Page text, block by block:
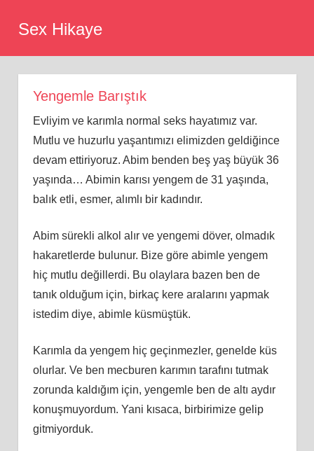
Sex Hikaye
Yengemle Barıştık
Evliyim ve karımla normal seks hayatımız var.
Mutlu ve huzurlu yaşantımızı elimizden geldiğince
devam ettiriyoruz. Abim benden beş yaş büyük 36
yaşında… Abimin karısı yengem de 31 yaşında,
balık etli, esmer, alımlı bir kadındır.
Abim sürekli alkol alır ve yengemi döver, olmadık
hakaretlerde bulunur. Bize göre abimle yengem
hiç mutlu değillerdi. Bu olaylara bazen ben de
tanık olduğum için, birkaç kere aralarını yapmak
istedim diye, abimle küsmüştük.
Karımla da yengem hiç geçinmezler, genelde küs
olurlar. Ve ben mecburen karımın tarafını tutmak
zorunda kaldığım için, yengemle ben de altı aydır
konuşmuyordum. Yani kısaca, birbirimize gelip
gitmiyorduk.